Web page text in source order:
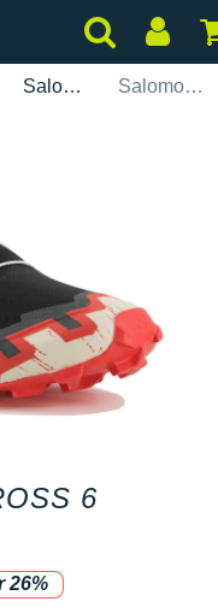
Salomon Salomon Speedcross 6
6
26%